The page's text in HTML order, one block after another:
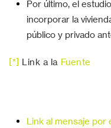
Por último, el
incorporar la
público y privado
[*] Link a la Fuente
Link al mensaje por